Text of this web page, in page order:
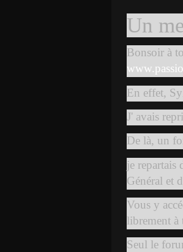
Un
Bonsoir à
En effet,
J' avais
De là, un
je repartais
Général et
Vous y
librement à
Seul le